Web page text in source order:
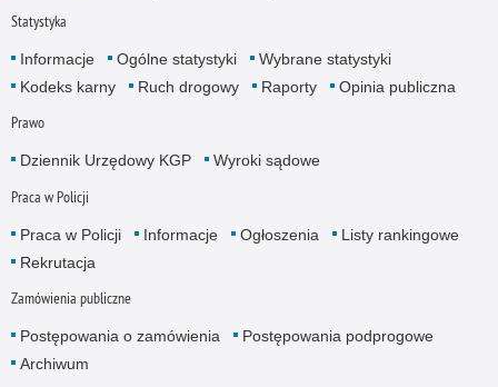
Statystyka
Informacje Ogólne statystyki
Wybrane statystyki
Kodeks karny
Ruch drogowy Raporty Opinia publiczna
Prawo
Dziennik Urzędowy KGP Wyroki sądowe
Praca w Policji
Praca w Policji Informacje Ogłoszenia
Listy rankingowe
Rekrutacja
Zamówienia publiczne
Postępowania o zamówienia
Postępowania podprogowe
Archiwum